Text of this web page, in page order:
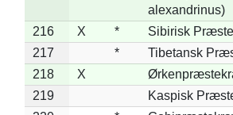
alexandrinus)
216
X *
Sibirisk
217
*
Tibetansk
218
X
219
Kaspisk